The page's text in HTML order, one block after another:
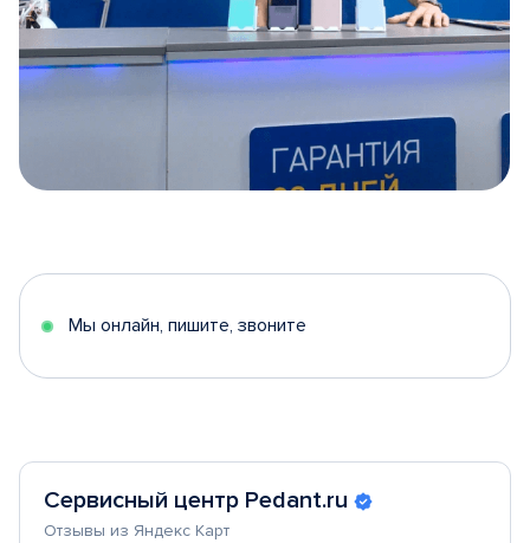
5
Мы онлайн, пишите, звоните
Сервисный центр Pedant.ru
Отзывы из Яндекс Карт